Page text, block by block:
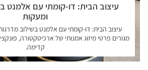
עיצוב הבית: דו-קומתי עם אלמנט
ומעקות
עיצוב הבית: דו-קומתי עם אלמנט בשילוב
מגורים פרטי מיזוג אמנותי של ארכיטקטורה,
קדימה.
קראו עוד